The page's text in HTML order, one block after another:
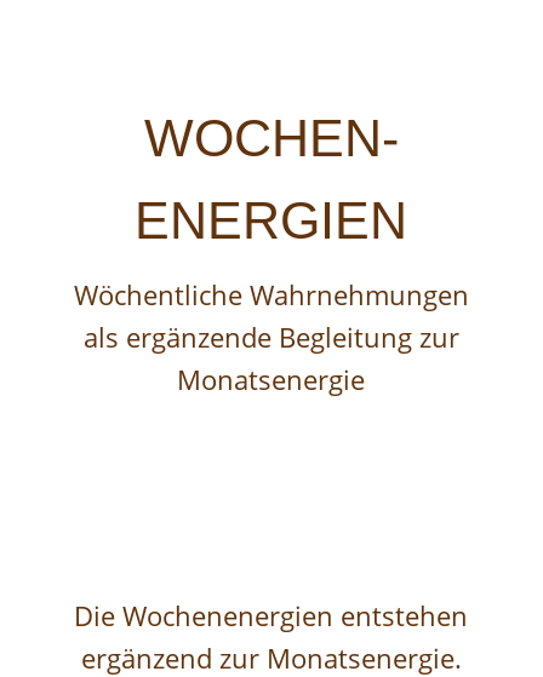
WOCHEN-
ENERGIEN
Wöchentliche Wahrnehmungen
als ergänzende Begleitung zur
Monatsenergie
Die Wochenenergien entstehen
ergänzend zur Monatsenergie.